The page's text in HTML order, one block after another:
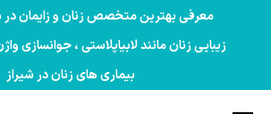
معرفی بهترین متخصص زنان و زایمان در
زیبایی زنان مانند لابیاپلاستی ، جوانسازی
بیماری های زنان در شیراز